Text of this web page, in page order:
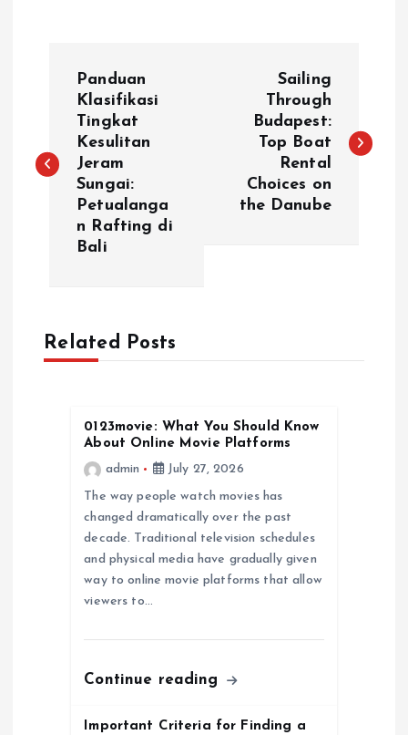
s
v
Panduan
Klasifikasi
Tingkat
Kesulitan
Jeram
Sungai:
Petualanga
n Rafting di
Bali
Sailing
Through
Budapest:
Top Boat
Rental
Choices on
the Danube
Related Posts
0123movie: What You Should Know
About Online Movie Platforms
admin
July 27, 2026
The way people watch movies has
changed dramatically over the past
decade. Traditional television schedules
and physical media have gradually given
way to online movie platforms that allow
viewers to…
Continue reading
Important Criteria for Finding a